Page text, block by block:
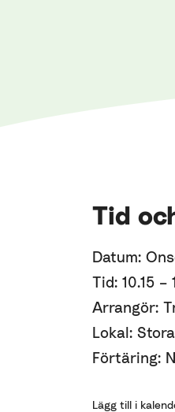
Tid
Datum:
Tid: 10.15 –
Arrangör:
Lokal:
Förtäring:
Lägg till i